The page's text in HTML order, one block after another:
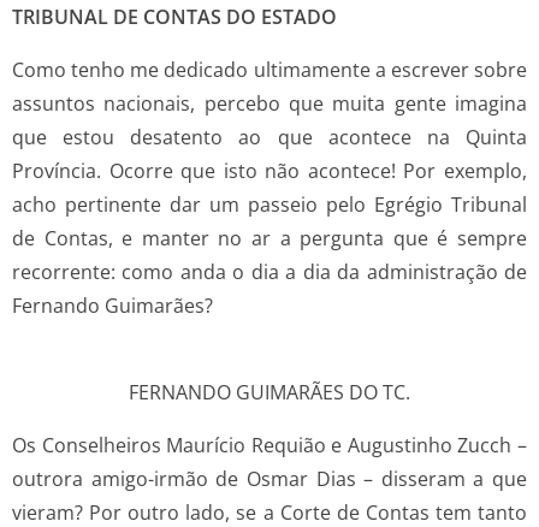
TRIBUNAL DE CONTAS DO ESTADO
Como tenho me dedicado ultimamente a escrever sobre
assuntos nacionais, percebo que muita gente imagina
que estou desatento ao que acontece na Quinta
Província. Ocorre que isto não acontece! Por exemplo,
acho pertinente dar um passeio pelo Egrégio Tribunal
de Contas, e manter no ar a pergunta que é sempre
recorrente: como anda o dia a dia da administração de
Fernando Guimarães?
FERNANDO GUIMARÃES DO TC.
Os Conselheiros Maurício Requião e Augustinho Zucch –
outrora amigo-irmão de Osmar Dias – disseram a que
vieram? Por outro lado, se a Corte de Contas tem tanto